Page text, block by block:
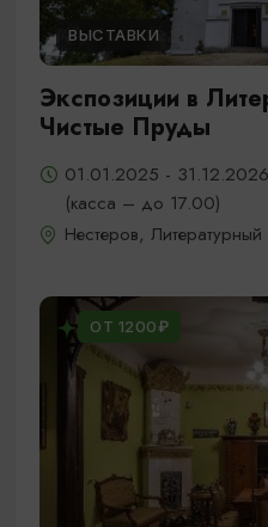
ВЫСТАВКИ
Экспозиции в
Чистые Пруды
01.01.2025 -
(касса – до 17.00)
Нестеров,
ОТ 1200₽